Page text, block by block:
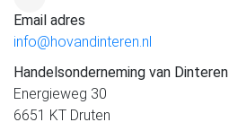
Email adres
info@hovandinteren.nl
Handelsonderneming van Dinteren
Energieweg 30
6651 KT Druten